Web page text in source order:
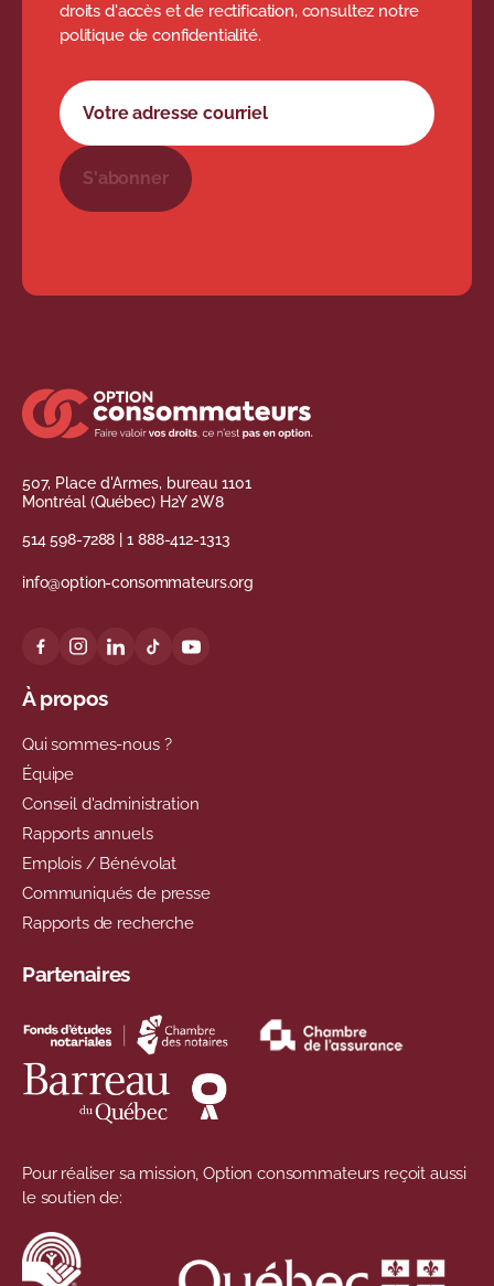
droits d'accès et de rectification, consultez notre
politique de confidentialité.
Formulaire d'abonnement à l'infolettre
Votre adresse courriel
S'abonner
507, Place d'Armes, bureau 1101
Montréal (Québec) H2Y 2W8
514 598-7288 |1 888-412-1313
info@option-consommateurs.org
À propos
Qui sommes-nous ?
Équipe
Conseil d'administration
Rapports annuels
Emplois / Bénévolat
Communiqués de presse
Rapports de recherche
Partenaires
Pour réaliser sa mission, Option consommateurs reçoit aussi
le soutien de: